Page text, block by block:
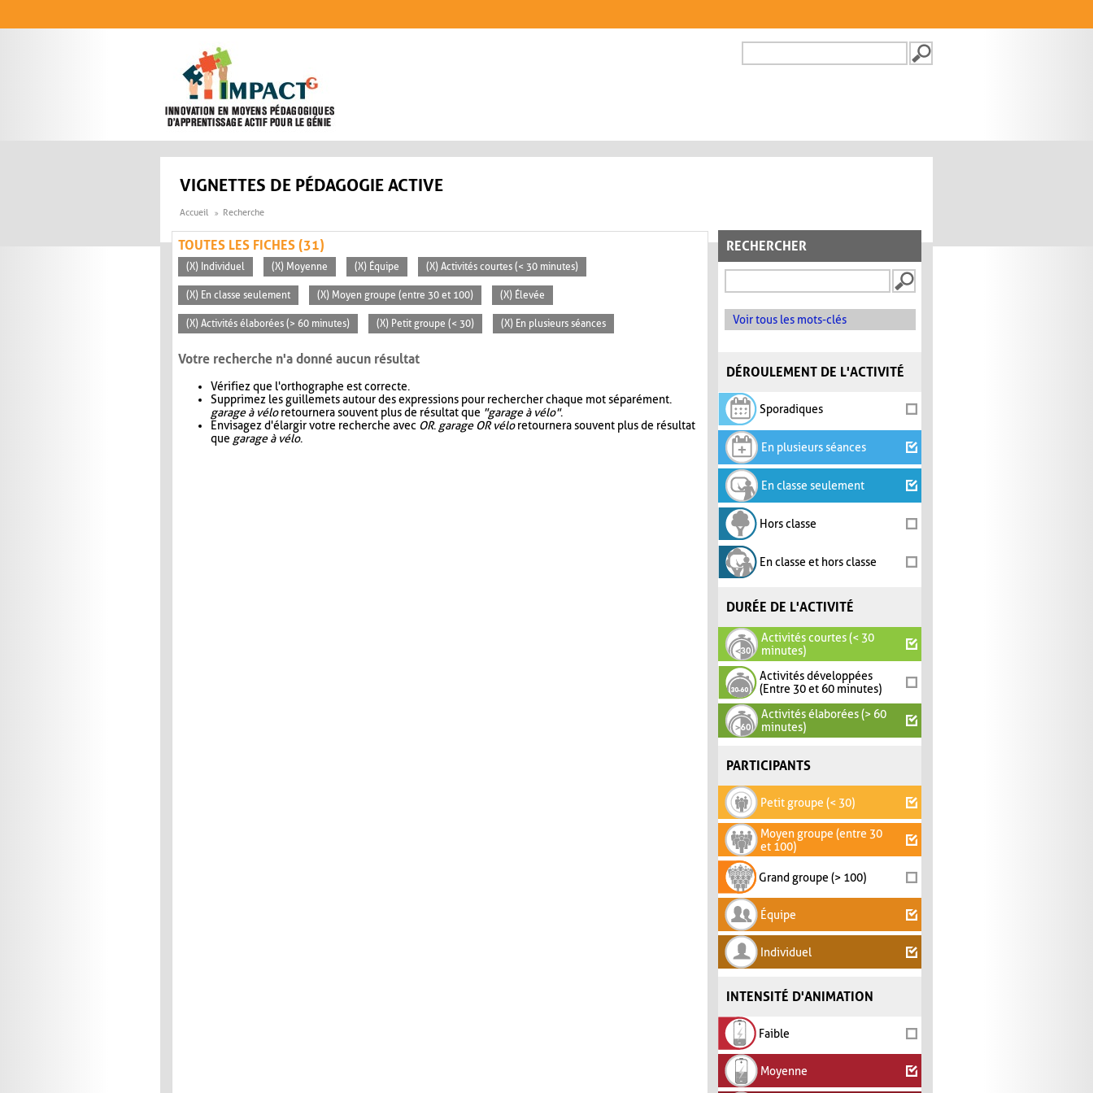
FORMULAIRE DE
VIGNETTES DE PÉDAGOGIE ACTIVE
Accueil Recherche
RECHERCHER
Voir tous les mots-clés
DÉROULEMENT DE L'ACTIVITÉ
Sporadiques
En plusieurs séances
En classe seulement
Hors classe
En classe et hors classe
DURÉE DE L'ACTIVITÉ
Activités courtes (< 30
minutes)
Activités développées
(Entre 30 et 60 minutes)
Activités élaborées (> 60
minutes)
PARTICIPANTS
Petit groupe (< 30)
Moyen groupe (entre 30
et 100)
Grand groupe (> 100)
Équipe
Individuel
INTENSITÉ D'ANIMATION
Faible
Moyenne
TOUTES LES FICHES (31)
(X) Individuel (X) Moyenne (X) Équipe (X) Activités courtes (< 30 minutes)
(X) En classe seulement (X) Moyen groupe (entre 30 et 100) (X) Élevée
(X) Activités élaborées (> 60 minutes) (X) Petit groupe (< 30) (X) En plusieurs séances
Votre recherche n'a donné aucun résultat
Vérifiez que l'orthographe est correcte.
Supprimez les guillemets autour des expressions pour rechercher chaque mot séparément.
garage à véloretournera souvent plus de résultat que "garage à vélo".
Envisagez d'élargir votre recherche avec OR. garage OR véloretournera souvent plus de résultat
que garage à vélo.